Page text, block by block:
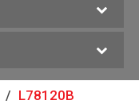
L78120B